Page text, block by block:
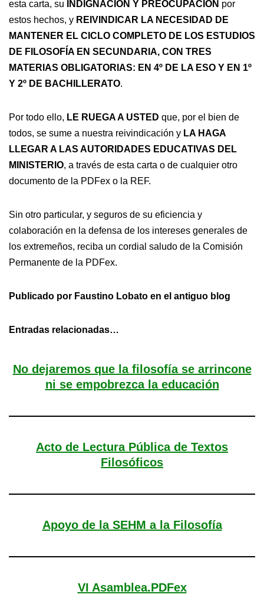
esta carta, su
INDIGNACIÓN Y PREOCUPACIÓN por
estos hechos, y REIVINDICAR LA NECESIDAD DE
MANTENER EL CICLO COMPLETO DE LOS ESTUDIOS
DE FILOSOFÍA EN SECUNDARIA, CON TRES
MATERIAS OBLIGATORIAS: EN 4º DE LA ESO Y EN 1º
Y 2º DE BACHILLERATO.
Por todo ello, LE RUEGA A USTED que, por el bien de
todos, se sume a nuestra reivindicación y LA HAGA
LLEGAR A LAS AUTORIDADES EDUCATIVAS DEL
MINISTERIO, a través de esta carta o de cualquier otro
documento de la PDFex o la REF.
Sin otro particular, y seguros de su eficiencia y
colaboración en la defensa de los intereses generales de
los extremeños, reciba un cordial saludo de la Comisión
Permanente de la PDFex.
Publicado por Faustino Lobato en el antiguo blog
Entradas relacionadas…
No dejaremos que la filosofía se arrincone
ni se empobrezca la educación
Acto de Lectura Pública de Textos
Filosóficos
Apoyo de la SEHM a la Filosofía
VI Asamblea.PDFex